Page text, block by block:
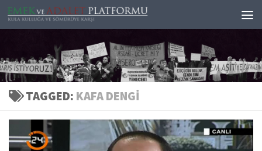
Skip to content
TAGGED: KAFA DENGI